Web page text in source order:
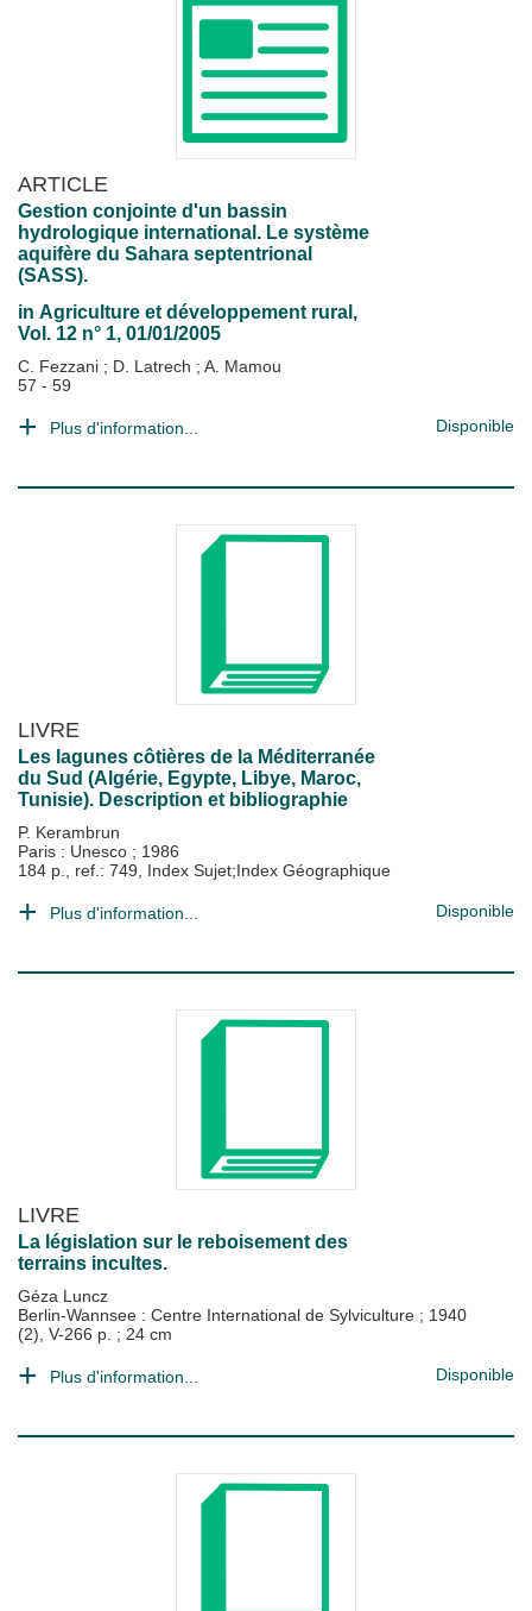
ARTICLE
Gestion conjointe d'un bassin
hydrologique international. Le système
aquifère du Sahara septentrional
(SASS).
in Agriculture et développement rural ,
Vol. 12 n° 1, 01/01/2005
C. Fezzani ; D. Latrech ; A. Mamou
57 - 59
Plus d'information... Disponible
LIVRE
Les lagunes côtières de la Méditerranée
du Sud (Algérie, Egypte, Libye, Maroc,
Tunisie). Description et bibliographie
P. Kerambrun
Paris : Unesco ; 1986
184 p., ref.: 749, Index Sujet;Index Géographique
Plus d'information... Disponible
LIVRE
La législation sur le reboisement des
terrains incultes.
Géza Luncz
Berlin-Wannsee : Centre International de Sylviculture ; 1940
(2), V-266 p. ; 24 cm
Plus d'information... Disponible